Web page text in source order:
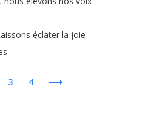
éclater la joie
3 4